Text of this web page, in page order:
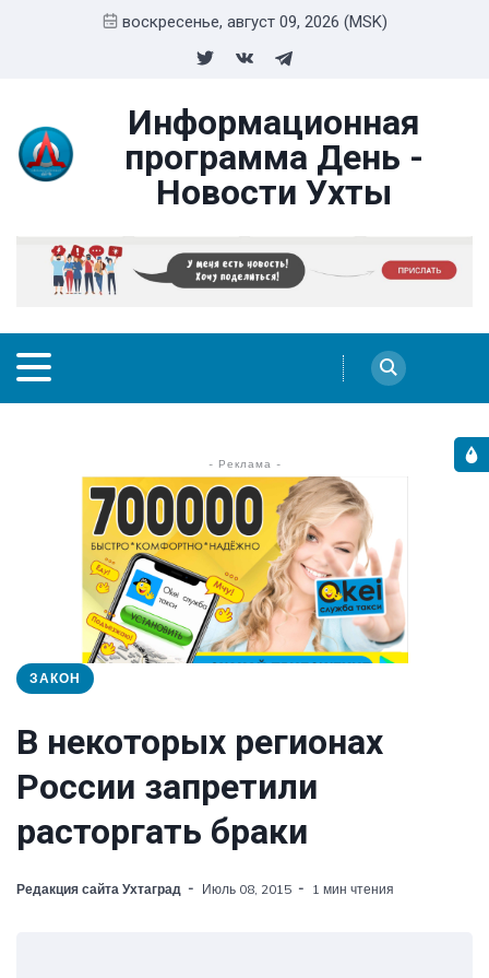
воскресенье, август 09, 2026 (MSK)
Информационная
программа День -
Новости Ухты
- Реклама -
ЗАКОН
В некоторых регионах
России запретили
расторгать браки
Редакция сайта Ухтаград Июль 08, 2015 1 мин чтения